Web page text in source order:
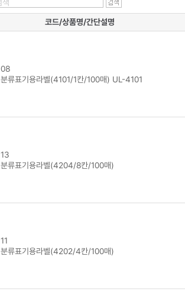
코드/상품명/간단설명
류표기용라벨(4101/1칸/100매) UL-4101
류표기용라벨(4204/8칸/100매)
류표기용라벨(4202/4칸/100매)